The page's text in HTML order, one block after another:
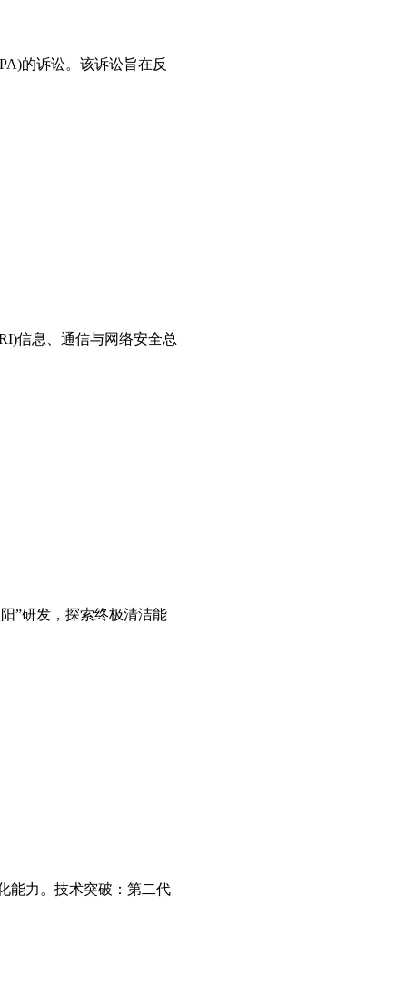
的诉讼。该诉讼旨在反
信息、通信与网络安全总
”研发，探索终极清洁能
能力。技术突破：第二代